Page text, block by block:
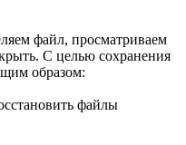
файл, просматриваем
С целью сохранения
образом:
файлы